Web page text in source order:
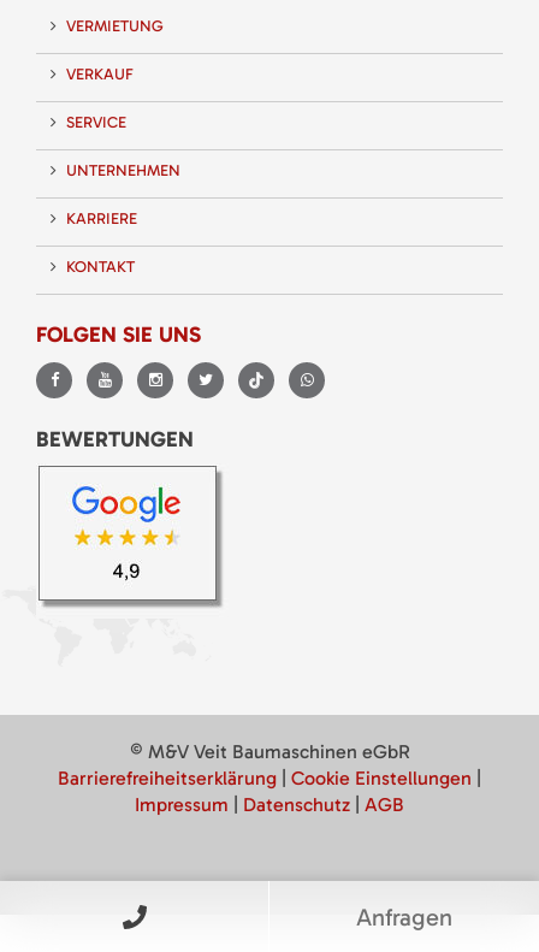
VERMIETUNG
VERKAUF
SERVICE
UNTERNEHMEN
KARRIERE
KONTAKT
FOLGEN SIE UNS
BEWERTUNGEN
© M&V Veit Baumaschinen eGbR
Barrierefreiheitserklärung
Cookie Einstellungen
Impressum
Datenschutz AGB
Anfragen